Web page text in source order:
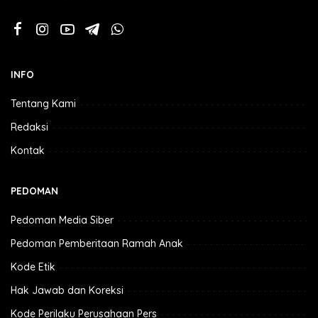
INFO
Tentang Kami
Redaksi
Kontak
PEDOMAN
Pedoman Media Siber
Pedoman Pemberitaan Ramah Anak
Kode Etik
Hak Jawab dan Koreksi
Kode Perilaku Perusahaan Pers